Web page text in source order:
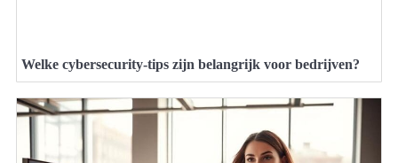
Welke cybersecurity-tips zijn belangrijk voor bedrijven?